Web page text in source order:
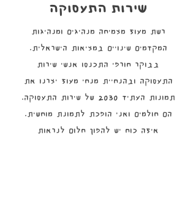
שירות התעסוקה
רשת מעוז מצמיחה מנהיגים ומנהיגות
המקדמים שינויים במציאות הישראלית.
בבוקר חורפי התכנסו אנשי שירות
התעסוקה ובהנחיית מנחי מעוז יצרנו את
תמונות העתיד 2030 של שירות התעסוקה.
הם חולמים ואני הופכת לתמונת מוחשית.
איזה כוח יש להפוך חלום לנראות